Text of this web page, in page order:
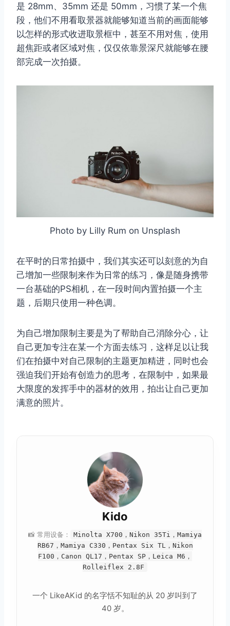
是 28mm、35mm 还是 50mm，习惯了某一个焦
段，他们不用看取景器就能够知道当前的画面能够
以怎样的形式收进取景框中，甚至不用对焦，使用
超焦距或者区域对焦，仅仅依靠景深尺就能够在腰
部完成一次拍摄。
Photo by Lilly Rum on Unsplash
在平时的日常拍摄中，我们其实还可以刻意的为自
己增加一些限制来作为日常的练习，像是随身携带
一台基础的PS相机，在一段时间内置拍摄一个主
题，后期只使用一种色调。
为自己增加限制主要是为了帮助自己消除分心，让
自己更加专注在某一个方面去练习，这样足以让我
们在拍摄中对自己限制的主题更加精进，同时也会
强迫我们开始有创造力的思考，在限制中，如果最
大限度的发挥手中的器材的效用，拍出让自己更加
满意的照片。
Kido
📸 常用设备：
Minolta X700，Nikon 35Ti，Mamiya
RB67，Mamiya C330，Pentax Six TL，Nikon
F100，Canon QL17，Pentax SP，Leica M6，
Rolleiflex 2.8F
一个 LikeAKid 的名字恬不知耻的从 20 岁叫到了
40 岁。
搜索